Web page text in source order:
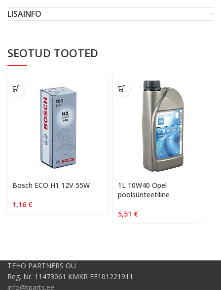
LISAINFO
SEOTUD TOOTED
Bosch ECO H1 12V 55W
1,16 €
1L 10W40 Opel
poolsünteetiline
5,51 €
TEHO PARTNERS OÜ
Reg. Nr. 11473061 KMKR EE101221911
info@tparts.ee